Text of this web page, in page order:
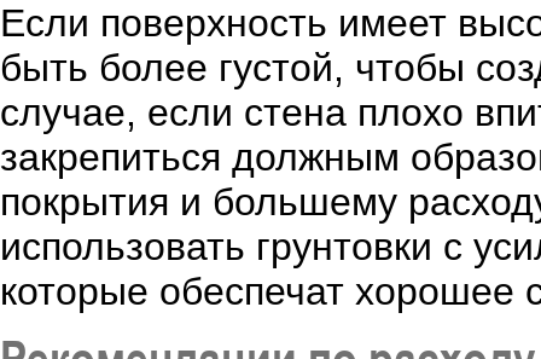
Если поверхность имеет
быть более густой, чтобы
случае, если стена плохо
закрепиться должным
покрытия и большему
использовать грунтовки с
которые обеспечат хорошее